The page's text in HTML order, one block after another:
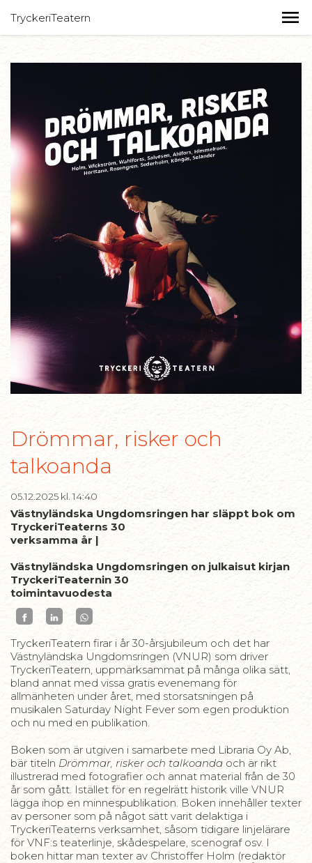
TryckeriTeatern
Drömmar, risker och
talkoanda
05.12.2025 kl. 14:40
Västnyländska Ungdomsringen har släppt bok om
TryckeriTeaterns 30
verksamma år |
Västnyländska Ungdomsringen on julkaisut kirjan
TryckeriTeaternin 30
toimintavuodesta
TryckeriTeatern firar i år 30-årsjubileum och det har
Västnyländska Ungdomsringen (VNUR) som driver
TryckeriTeatern, uppmärksammat på många olika sätt,
bland annat med vissa gratis evenemang för
allmänheten under året, med storsatsningen på
musikalen Saturday Night Fever som egen produktion
och nu med en publikation.
Boken som är utgiven i samarbete med Libraria Oy Ab,
bär titeln Drömmar, risker och talkoanda och är rikt
illustrerad med fotografier och annat material från de 30
år som gått. Istället för en regelrätt historik ville VNUR
lägga ihop en minnespublikation. Boken innehåller texter
av personer som på något sätt varit delaktiga i
TryckeriTeaterns verksamhet, såsom tidigare linjelärare
för VNF:s teaterlinje, skådespelare, scenograf osv. I
boken hittar man texter av Christoffer Holm (redaktör